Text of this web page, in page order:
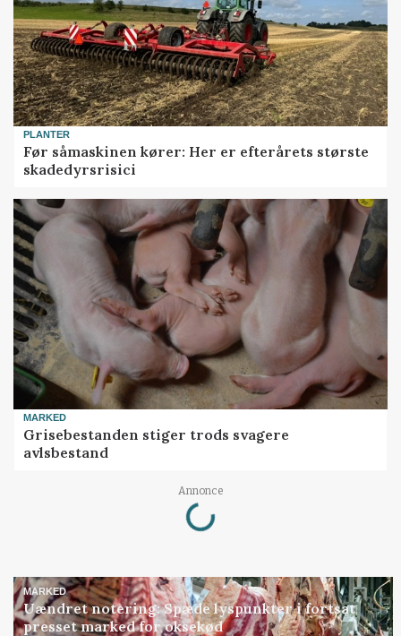
PLANTER
Før såmaskinen kører: Her er efterårets største
skadedyrsrisici
MARKED
Grisebestanden stiger trods svagere
avlsbestand
Annonce
Loading...
MARKED
Uændret notering: Spæde lyspunkter i fortsat
presset marked for oksekød